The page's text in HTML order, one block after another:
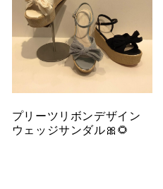
プリーツリボンデザイン
ウェッジサンダル🎀🌻